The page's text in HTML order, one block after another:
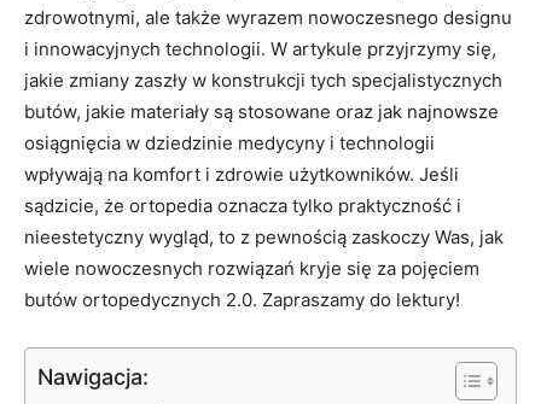
zdrowotnymi, ale także wyrazem nowoczesnego designu
i innowacyjnych technologii. W artykule przyjrzymy się,
jakie zmiany zaszły w konstrukcji tych specjalistycznych
butów, jakie materiały są stosowane oraz jak najnowsze
osiągnięcia w dziedzinie medycyny i technologii
wpływają na komfort i zdrowie użytkowników. Jeśli
sądzicie, że ortopedia oznacza tylko praktyczność i
nieestetyczny wygląd, to z pewnością zaskoczy Was, jak
wiele nowoczesnych rozwiązań kryje się za pojęciem
butów ortopedycznych 2.0. Zapraszamy do lektury!
Nawigacja: